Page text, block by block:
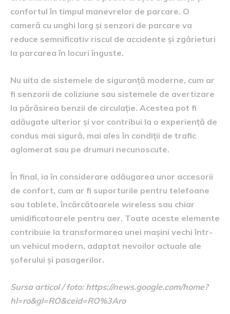
confortul în timpul manevrelor de parcare. O
cameră cu unghi larg și senzori de parcare va
reduce semnificativ riscul de accidente și zgârieturi
la parcarea în locuri înguste.
Nu uita de sistemele de siguranță moderne, cum ar
fi senzorii de coliziune sau sistemele de avertizare
la părăsirea benzii de circulație. Acestea pot fi
adăugate ulterior și vor contribui la o experiență de
condus mai sigură, mai ales în condiții de trafic
aglomerat sau pe drumuri necunoscute.
În final, ia în considerare adăugarea unor accesorii
de confort, cum ar fi suporturile pentru telefoane
sau tablete, încărcătoarele wireless sau chiar
umidificatoarele pentru aer. Toate aceste elemente
contribuie la transformarea unei mașini vechi într-
un vehicul modern, adaptat nevoilor actuale ale
șoferului și pasagerilor.
Sursa articol / foto: https://news.google.com/home?
hl=ro&gl=RO&ceid=RO%3Aro